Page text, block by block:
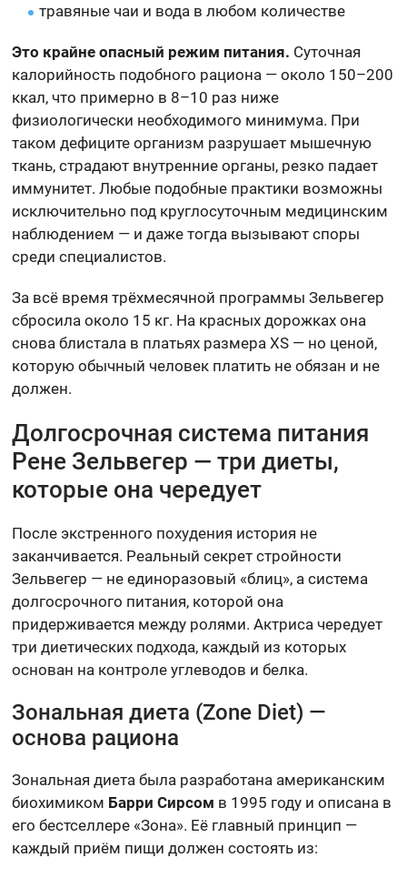
травяные чаи и вода в любом количестве
Это крайне опасный режим питания. Суточная
калорийность подобного рациона — около 150–200
ккал, что примерно в 8–10 раз ниже
физиологически необходимого минимума. При
таком дефиците организм разрушает мышечную
ткань, страдают внутренние органы, резко падает
иммунитет. Любые подобные практики возможны
исключительно под круглосуточным медицинским
наблюдением — и даже тогда вызывают споры
среди специалистов.
За всё время трёхмесячной программы Зельвегер
сбросила около 15 кг. На красных дорожках она
снова блистала в платьях размера XS — но ценой,
которую обычный человек платить не обязан и не
должен.
Долгосрочная система питания
Рене Зельвегер — три диеты,
которые она чередует
После экстренного похудения история не
заканчивается. Реальный секрет стройности
Зельвегер — не единоразовый «блиц», а система
долгосрочного питания, которой она
придерживается между ролями. Актриса чередует
три диетических подхода, каждый из которых
основан на контроле углеводов и белка.
Зональная диета (Zone Diet) —
основа рациона
Зональная диета была разработана американским
биохимиком Барри Сирсом в 1995 году и описана в
его бестселлере «Зона». Её главный принцип —
каждый приём пищи должен состоять из: